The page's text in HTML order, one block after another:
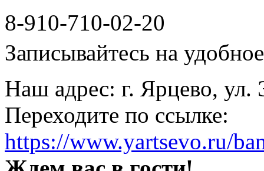
8-910-710-02-20
Записывайтесь на
Наш адрес: г. Ярцево, ул.
Переходите по ссылке:
https://www.yartsevo.ru/